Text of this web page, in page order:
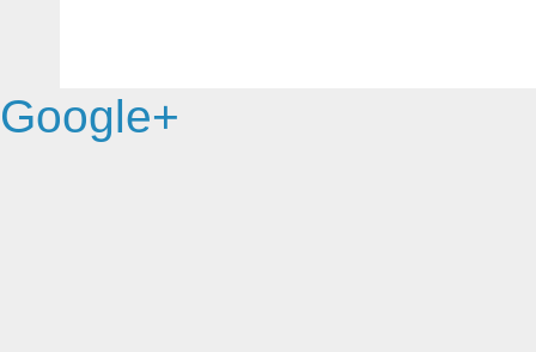
Google+